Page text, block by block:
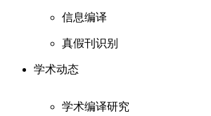
信息编译
真假刊识别
学术动态
学术编译研究